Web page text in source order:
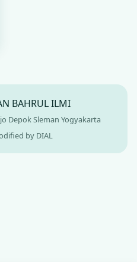
BAHRUL ILMI
Depok Sleman Yogyakarta
by DIAL